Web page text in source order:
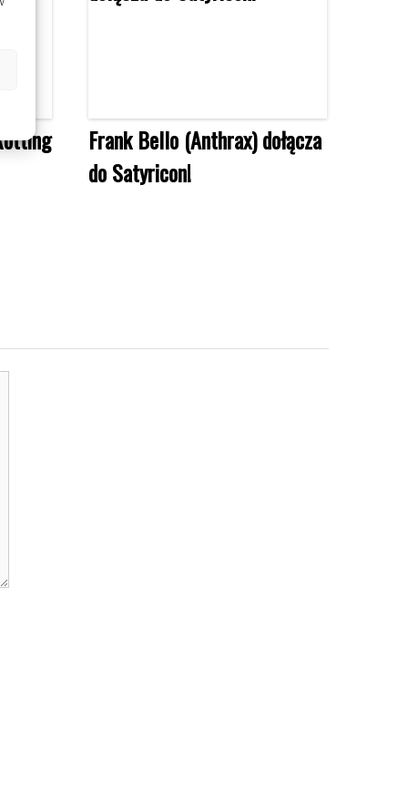
Frank Bello (Anthrax) dołącza
do Satyricon!